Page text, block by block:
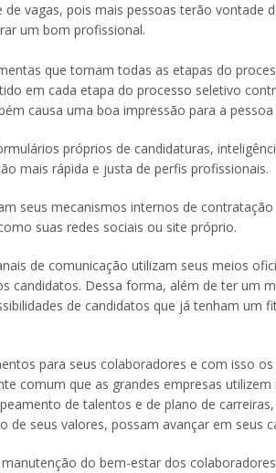
vagas, pois mais pessoas terão vontade
um bom profissional.
que tornam todas as etapas do
em cada etapa do processo seletivo
causa uma boa impressão para a
próprios de candidaturas,
mais rápida e justa de perfis profissionais.
seus mecanismos internos de
suas redes sociais ou site próprio.
de comunicação utilizam seus meios
candidatos. Dessa forma, além de ter um
de candidatos que já tenham um
para seus colaboradores e com isso
comum que as grandes empresas
de talentos e de plano de
seus valores, possam avançar em seus
do bem-estar dos